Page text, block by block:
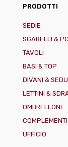
PRODOTTI
SEDIE
SGABELLI &
TAVOLI
BASI & TOP
DIVANI &
LETTINI &
OMBRELLONI
UFFICIO